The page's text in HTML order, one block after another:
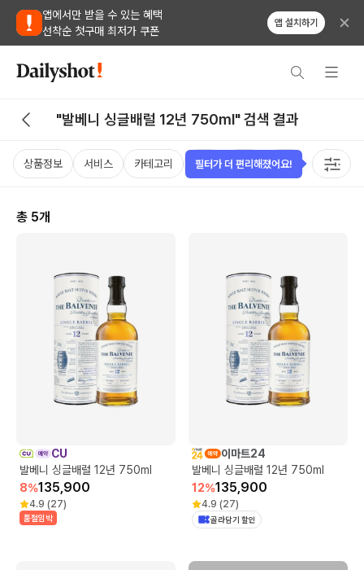
앱에서만 받을 수 있는 혜택
선착순 첫구매 최저가 쿠폰
앱 설치하기
"발베니 싱글배럴 12년 750ml" 검색 결과
상품정보 서비스 카테고리 가격 국가 용량 태그
총 5개
CU
발베니 싱글배럴 12년 750ml
8%135,900
4.9 (27)
품절임박
이마트24
발베니 싱글배럴 12년 750ml
12%135,900
4.9 (27)
골라담기 할인
필터가 더 편리해졌어요!